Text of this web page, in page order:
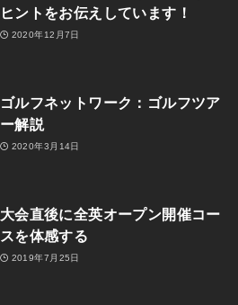
ヒントをお伝えしています！
2020年12月7日
ゴルフネットワーク：ゴルフツア
ー解説
2020年3月14日
大会直後に全英オープン開催コー
スを体感する
2019年7月25日